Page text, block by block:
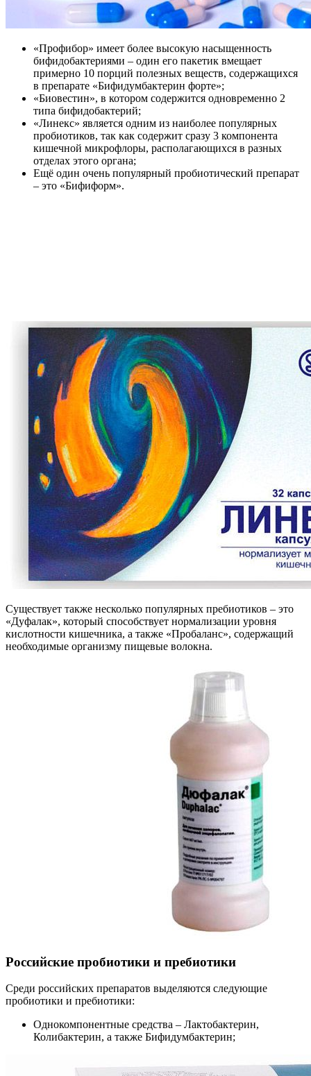
«Профибор» имеет более высокую насыщенность
бифидобактериями – один его пакетик вмещает
примерно 10 порций полезных веществ, содержащихся
в препарате «Бифидумбактерин форте»;
«Биовестин», в котором содержится одновременно 2
типа бифидобактерий;
«Линекс» является одним из наиболее популярных
пробиотиков, так как содержит сразу 3 компонента
кишечной микрофлоры, располагающихся в разных
отделах этого органа;
Ещё один очень популярный пробиотический препарат
– это «Бифиформ».
Существует также несколько популярных пребиотиков – это
«Дуфалак», который способствует нормализации уровня
кислотности кишечника, а также «Пробаланс», содержащий
необходимые организму пищевые волокна.
Российские пробиотики и пребиотики
Среди российских препаратов выделяются следующие
пробиотики и пребиотики:
Однокомпонентные средства – Лактобактерин,
Колибактерин, а также Бифидумбактерин;